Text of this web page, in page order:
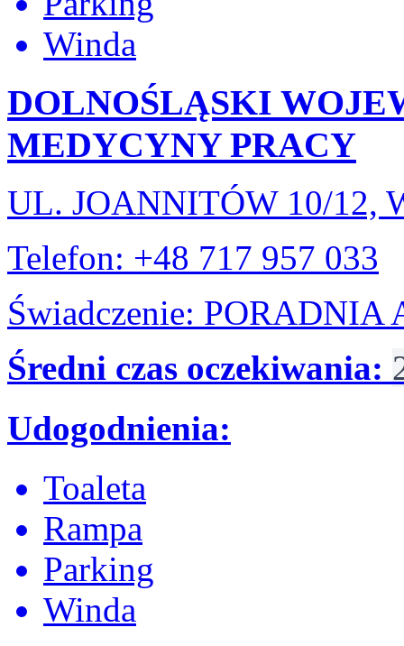
Winda
DOLNOŚLĄSKI
MEDYCYNY PRACY
UL. JOANNITÓW 10/12,
Telefon: +48 717 957 033
Świadczenie:
Średni czas oczekiwania:
Udogodnienia:
Toaleta
Rampa
Parking
Winda